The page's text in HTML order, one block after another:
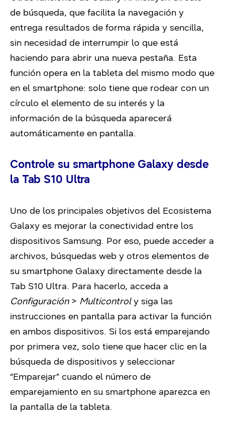
de búsqueda, que facilita la navegación y
entrega resultados de forma rápida y sencilla,
sin necesidad de interrumpir lo que está
haciendo para abrir una nueva pestaña. Esta
función opera en la tableta del mismo modo que
en el smartphone: solo tiene que rodear con un
círculo el elemento de su interés y la
información de la búsqueda aparecerá
automáticamente en pantalla.
Controle su smartphone Galaxy desde
la Tab S10 Ultra
Uno de los principales objetivos del Ecosistema
Galaxy es mejorar la conectividad entre los
dispositivos Samsung. Por eso, puede acceder a
archivos, búsquedas web y otros elementos de
su smartphone Galaxy directamente desde la
Tab S10 Ultra. Para hacerlo, acceda a
Configuración> Multicontroly siga las
instrucciones en pantalla para activar la función
en ambos dispositivos. Si los está emparejando
por primera vez, solo tiene que hacer clic en la
búsqueda de dispositivos y seleccionar
“Emparejar” cuando el número de
emparejamiento en su smartphone aparezca en
la pantalla de la tableta.